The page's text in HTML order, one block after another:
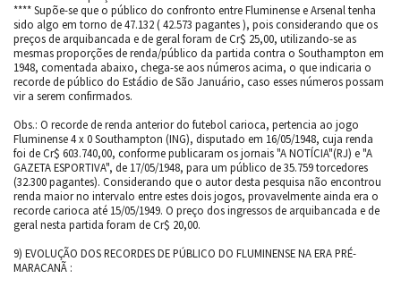
**** Supõe-se que o público do confronto entre Fluminense e Arsenal tenha
sido algo em torno de 47.132 ( 42.573 pagantes ), pois considerando que os
preços de arquibancada e de geral foram de Cr$ 25,00, utilizando-se as
mesmas proporções de renda/público da partida contra o Southampton em
1948, comentada abaixo, chega-se aos números acima, o que indicaria o
recorde de público do Estádio de São Januário, caso esses números possam
vir a serem confirmados.
Obs.: O recorde de renda anterior do futebol carioca, pertencia ao jogo
Fluminense 4 x 0 Southampton (ING), disputado em 16/05/1948, cuja renda
foi de Cr$ 603.740,00, conforme publicaram os jornais "A NOTÍCIA"(RJ) e "A
GAZETA ESPORTIVA", de 17/05/1948, para um público de 35.759 torcedores
(32.300 pagantes). Considerando que o autor desta pesquisa não encontrou
renda maior no intervalo entre estes dois jogos, provavelmente ainda era o
recorde carioca até 15/05/1949. O preço dos ingressos de arquibancada e de
geral nesta partida foram de Cr$ 20,00.
9) EVOLUÇÃO DOS RECORDES DE PÚBLICO DO FLUMINENSE NA ERA PRÉ-
MARACANÃ :